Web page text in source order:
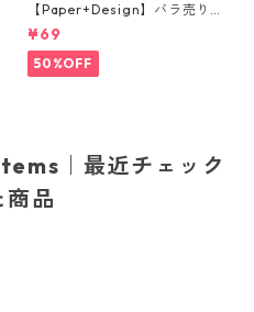
【Paper+Design】バラ売り2
枚 ランチサイズ ペーパーナプ
キン Geo Flowers グリーン
¥69
50%OFF
｜最近チェック
商品